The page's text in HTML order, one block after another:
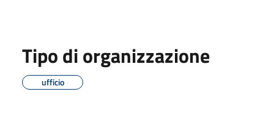
Tipo di organizzazione
ufficio